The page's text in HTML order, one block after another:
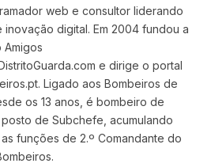
web e consultor liderando
digital. Em 2004 fundou a
Amigos
e dirige o portal
Ligado aos Bombeiros de
os 13 anos, é bombeiro de
de Subchefe, acumulando
funções de 2.º Comandante do